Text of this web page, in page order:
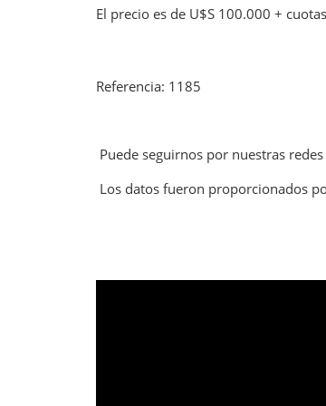
El precio es de U$S 100.000 +
Referencia: 1185
Puede seguirnos por nuestras redes
Los datos fueron proporcionados